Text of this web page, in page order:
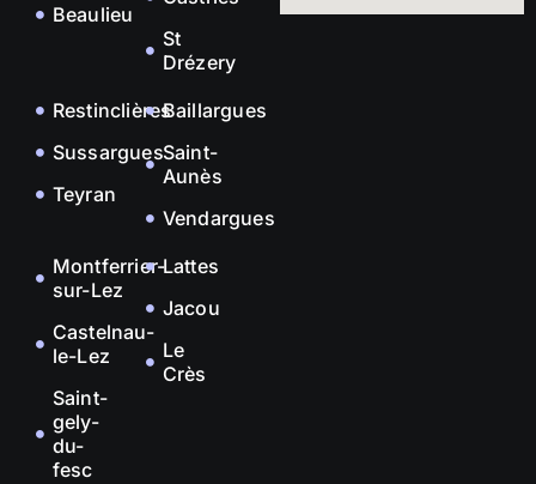
Beaulieu
St
Drézery
Restinclières
Sussargues
Teyran
Baillargues
Saint-
Aunès
Vendargues
Montferrier-
sur-Lez
Castelnau-
le-Lez
Saint-
gely-
du-
fesc
Lattes
Jacou
Le
Crès